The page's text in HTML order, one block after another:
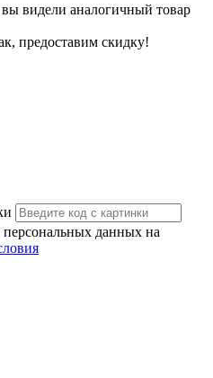
видели аналогичный товар
предоставим скидку!
данных на